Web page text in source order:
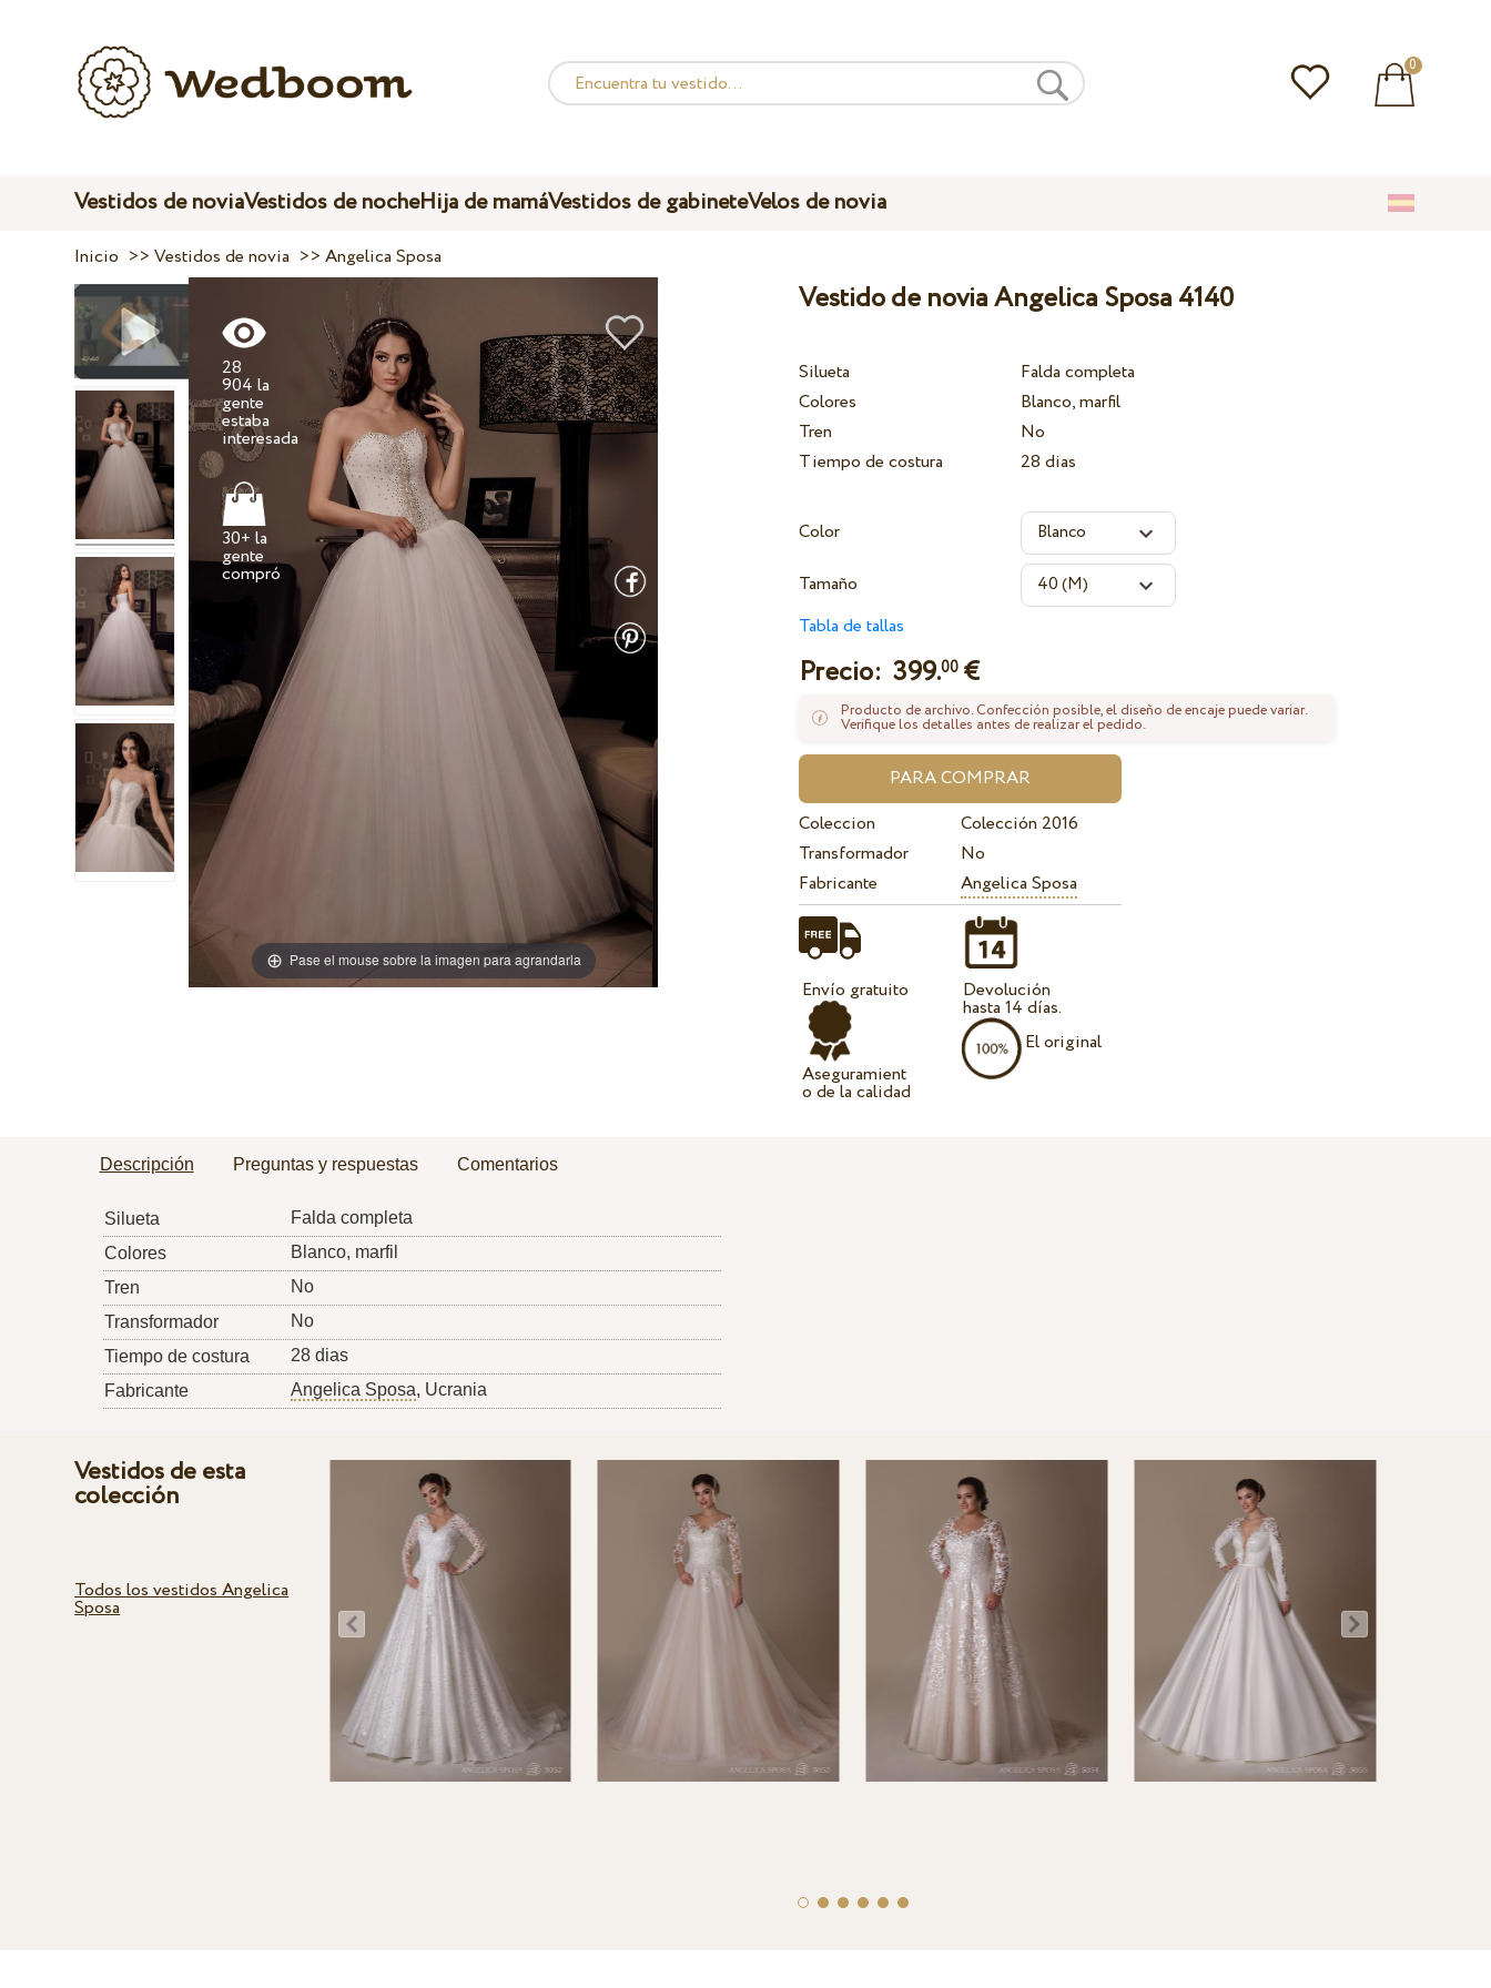
0
Vestidos de noviaVestidos de nocheHija de mamáVestidos de gabineteVelos de novia
Inicio >>Vestidos de novia >>Angelica Sposa
Pase el mouse sobre la imagen para agrandarla
28
904 la
gente
estaba
30+ la
gente
Vestido de novia Angelica Sposa 4140
Silueta
Falda completa
Colores
Blanco, marfil
Tren
No
Tiempo de costura
28 dias
Color
Tamaño
Tabla de tallas
Precio:399.00 €
Producto de archivo. Confección posible, el diseño de encaje puede variar.
Verifique los detalles antes de realizar el pedido.
Coleccion
Colección 2016
Transformador
No
Fabricante
Angelica Sposa
Envío gratuito
Aseguramient
o de la calidad
Devolución
hasta 14 días.
El original
Descripción Preguntas y respuestas Comentarios
Silueta
Falda completa
Colores
Blanco, marfil
Tren
No
Transformador
No
Tiempo de costura
28 dias
Fabricante
Angelica Sposa, Ucrania
Vestidos de esta
colección
Todos los vestidos Angelica
Sposa